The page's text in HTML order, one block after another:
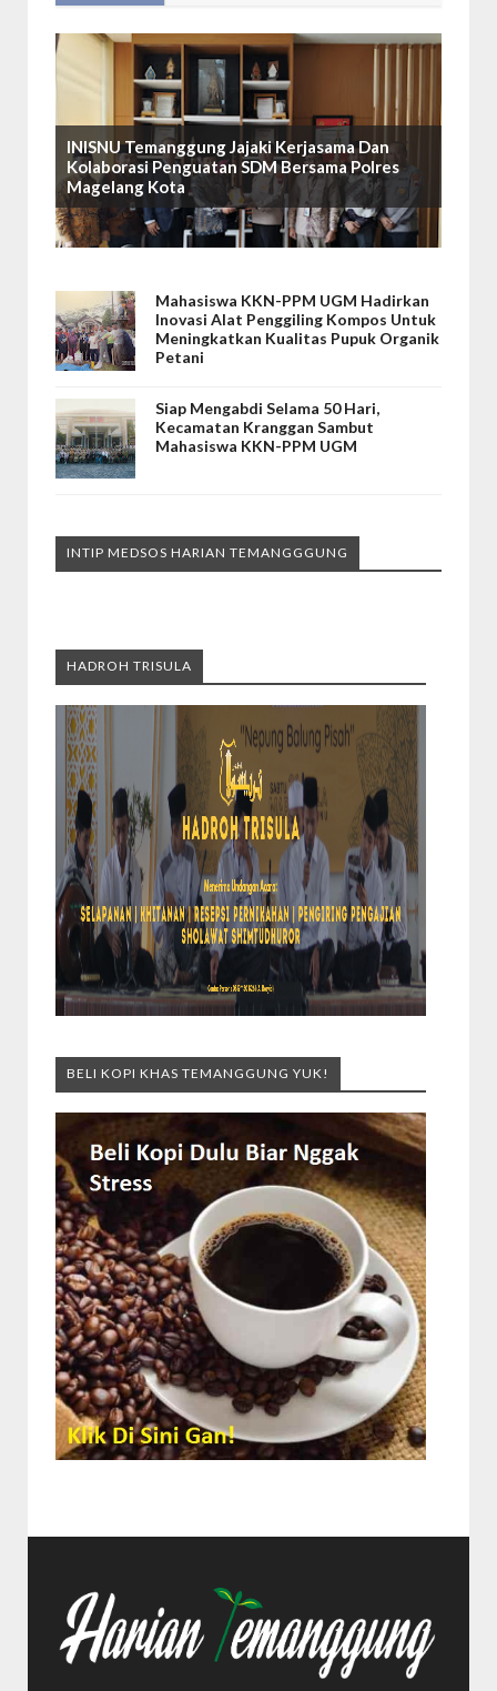
INISNU Temanggung Jajaki Kerjasama Dan
Kolaborasi Penguatan SDM Bersama Polres
Magelang Kota
Mahasiswa KKN-PPM UGM Hadirkan
Inovasi Alat Penggiling Kompos Untuk
Meningkatkan Kualitas Pupuk Organik
Petani
Siap Mengabdi Selama 50 Hari,
Kecamatan Kranggan Sambut
Mahasiswa KKN-PPM UGM
INTIP MEDSOS HARIAN TEMANGGGUNG
HADROH TRISULA
BELI KOPI KHAS TEMANGGUNG YUK!